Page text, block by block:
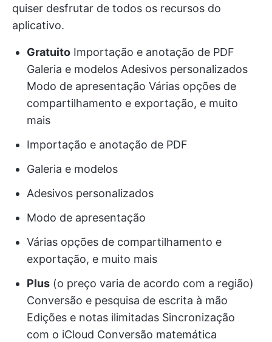
quiser desfrutar de todos os recursos do
aplicativo.
Gratuito Importação e anotação de PDF
Galeria e modelos Adesivos personalizados
Modo de apresentação Várias opções de
compartilhamento e exportação, e muito
mais
Importação e anotação de PDF
Galeria e modelos
Adesivos personalizados
Modo de apresentação
Várias opções de compartilhamento e
exportação, e muito mais
Plus (o preço varia de acordo com a região)
Conversão e pesquisa de escrita à mão
Edições e notas ilimitadas Sincronização
com o iCloud Conversão matemática